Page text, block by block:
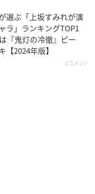
選ぶ「上坂すみれが演
ラ」ランキングTOP1
『鬼灯の冷徹』ピー
【2024年版】
1コメント